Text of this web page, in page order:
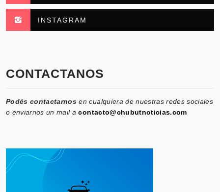
INSTAGRAM
CONTACTANOS
Podés contactarnos en cualquiera de nuestras redes sociales
o enviarnos un mail acontacto@chubutnoticias.com